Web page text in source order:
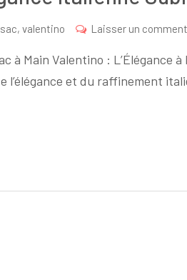
sac, valentino Laisser un
à Main Valentino : L’Élégance à
et du raffinement